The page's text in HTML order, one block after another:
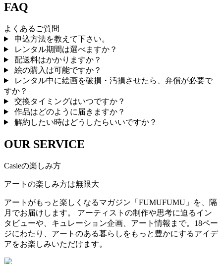
FAQ
よくあるご質問
申込方法を教えて下さい。
レンタル期間は選べますか？
配送料はかかりますか？
絵の購入は可能ですか？
レンタル中に絵画を破損・汚損させたら、弁償が必要で
すか？
交換タイミングはいつですか？
作品はどのように届きますか？
解約したい時はどうしたらいいですか？
OUR SERVICE
Casieの楽しみ方
アートの楽しみ方は無限大
アートがもっと楽しくなるマガジン「FUMUFUMU」を、隔
月でお届けします。 アーティストの制作や思考に迫るイン
タビューや、キュレーション企画、アート情報まで。18ペー
ジにわたり、アートのある暮らしをもっと豊かにするアイデ
アをお楽しみいただけます。